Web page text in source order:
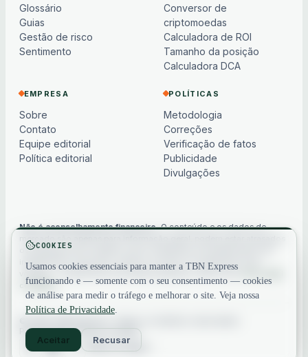
Glossário
Guias
Gestão de risco
Sentimento
Conversor de
criptomoedas
Calculadora de ROI
Tamanho da posição
Calculadora DCA
EMPRESA
Sobre
Contato
Equipe editorial
Política editorial
POLÍTICAS
Metodologia
Correções
Verificação de fatos
Publicidade
Divulgações
Não é aconselhamento financeiro.O conteúdo e os dados de
mercado são apenas para informação geral, podem estar atrasados
ou baseados em modelos e não constituem aconselhamento de
investimento, financeiro, jurídico ou fiscal. Os criptoativos são
voláteis — sempre faça sua própria pesquisa. Veja nosso
completo.
Privacidade·Termos
Contato
COOKIES
Usamos cookies essenciais para manter a TBN Express
funcionando e — somente com o seu consentimento — cookies
de análise para medir o tráfego e melhorar o site. Veja nossa
Política de Privacidade.
Aceitar Recusar